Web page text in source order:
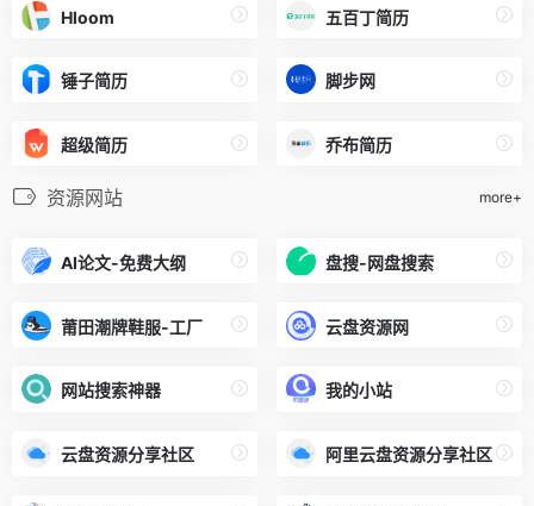
Hloom 五百丁简历
锤子简历 脚步网
超级简历 乔布简历
资源网站 more+
AI论文-免费大纲 盘搜-网盘搜索
莆田潮牌鞋服-工厂 云盘资源网
网站搜索神器 我的小站
云盘资源分享社区 阿里云盘资源分享社区